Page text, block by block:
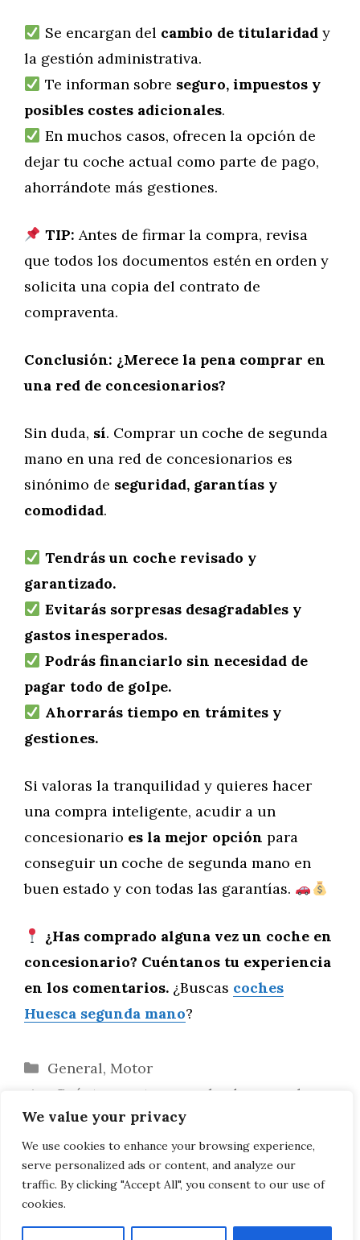
We value your privacy
We use cookies to enhance your browsing experience,
serve personalized ads or content, and analyze our
traffic. By clicking "Accept All", you consent to our use of
cookies.
Se encargan del cambio de titularidady
la gestión administrativa.
Te informan sobre seguro, impuestos y
posibles costes adicionales.
En muchos casos, ofrecen la opción de
dejar tu coche actual como parte de pago,
ahorrándote más gestiones.
TIP: Antes de firmar la compra, revisa
que todos los documentos estén en orden y
solicita una copia del contrato de
compraventa.
Conclusión: ¿Merece la pena comprar en
una red de concesionarios?
Sin duda, sí. Comprar un coche de segunda
mano en una red de concesionarios es
sinónimo de seguridad, garantías y
comodidad.
Tendrás un coche revisado y
garantizado.
Evitarás sorpresas desagradables y
gastos inesperados.
Podrás financiarlo sin necesidad de
pagar todo de golpe.
Ahorrarás tiempo en trámites y
gestiones.
Si valoras la tranquilidad y quieres hacer
una compra inteligente, acudir a un
concesionario es la mejor opción para
conseguir un coche de segunda mano en
buen estado y con todas las garantías.
¿Has comprado alguna vez un coche en
concesionario? Cuéntanos tu experiencia
en los comentarios. ¿Buscas coches
Huesca segunda mano?
Categorías
General, Motor
¿Cuánto cuesta un coche de segunda
mano en Huesca en 2025?
Guía para encontrar coches de segunda
mano de renting en Huesca al mejor precio